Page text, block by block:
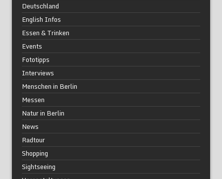
Deutschland
English Infos
Essen & Trinken
Events
Fototipps
Interviews
Menschen in Berlin
Messen
Natur in Berlin
News
Radtour
Shopping
Sightseeing